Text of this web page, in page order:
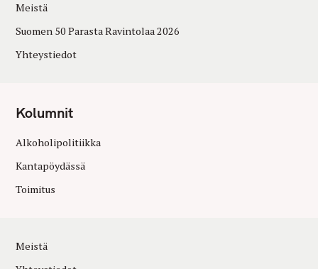
Meistä
Suomen 50 Parasta Ravintolaa 2026
Yhteystiedot
Kolumnit
Alkoholipolitiikka
Kantapöydässä
Toimitus
Meistä